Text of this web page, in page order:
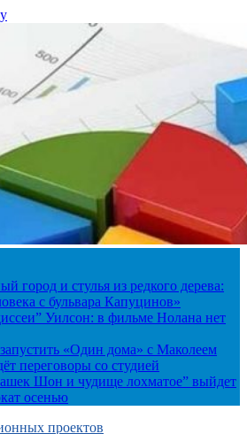
город и стулья из редкого дерева:
с бульвара Капуцинов»
Уилсон: в фильме Нолана нет
«Один дома» с Маколеем
переговоры со студией
Шон и чудище лохматое” выйдет
осенью
проектов